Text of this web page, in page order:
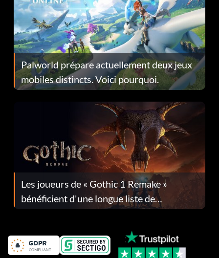
Palworld prépare actuellement deux jeux
mobiles distincts. Voici pourquoi.
Les joueurs de « Gothic 1 Remake »
bénéficient d'une longue liste de
corrections dans la mise à jour 1.0.4